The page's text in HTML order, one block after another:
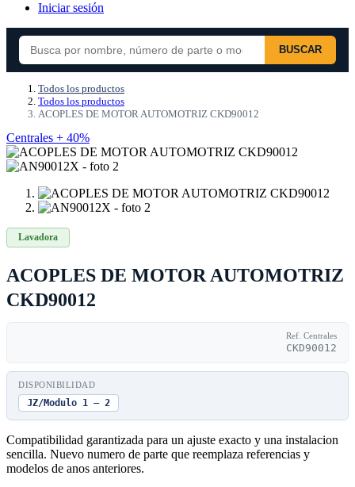
Iniciar sesión
BUSCAR
Todos los productos
Todos los productos
ACOPLES DE MOTOR AUTOMOTRIZ CKD90012
Centrales + 40%
Lavadora
ACOPLES DE MOTOR AUTOMOTRIZ
CKD90012
Ref. Centrales
CKD90012
DISPONIBILIDAD
JZ/Modulo 1 — 2
Compatibilidad garantizada para un ajuste exacto y una instalacion
sencilla. Nuevo numero de parte que reemplaza referencias y
modelos de anos anteriores.